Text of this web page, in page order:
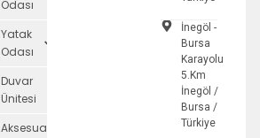
Odası
Yatak
Odası
Duvar
Ünitesi
Aksesuarlar
İnegöl -
Bursa
Karayolu
5.Km
İnegöl /
Bursa /
Türkiye